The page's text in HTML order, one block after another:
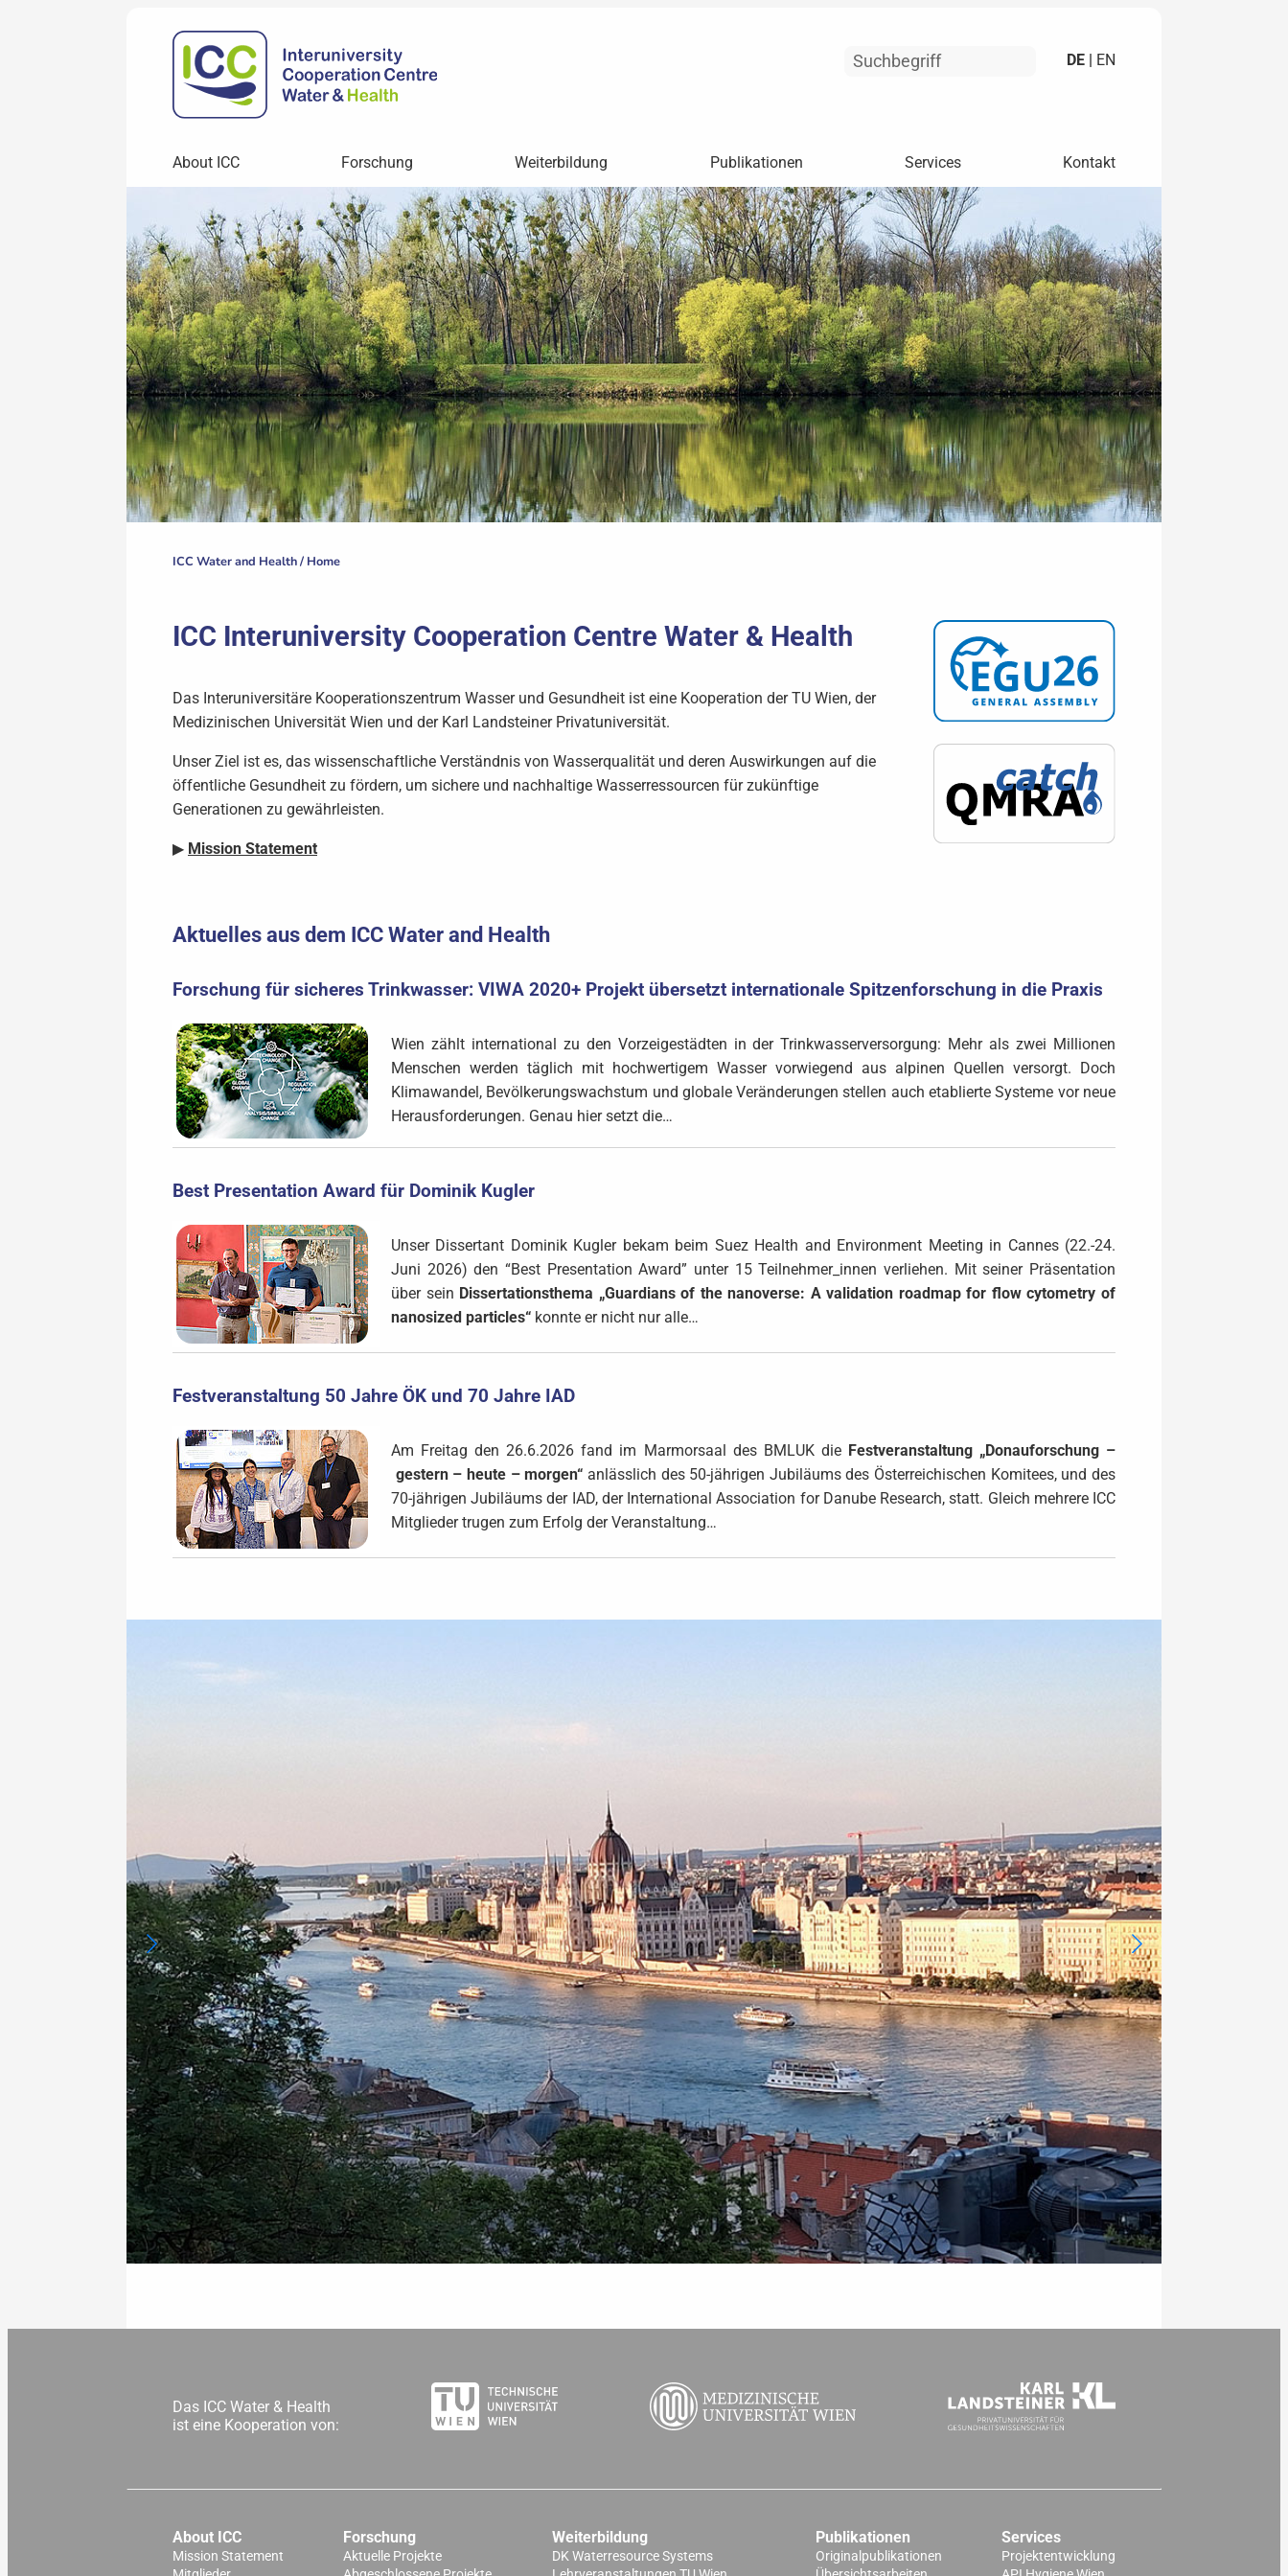
DE | EN
About ICC Forschung Weiterbildung Publikationen Services Kontakt
ICC Water and Health / Home
ICC Interuniversity Cooperation Centre Water & Health
Das Interuniversitäre Kooperationszentrum Wasser und Gesundheit ist eine Kooperation der TU Wien, der
Medizinischen Universität Wien und der Karl Landsteiner Privatuniversität.
Unser Ziel ist es, das wissenschaftliche Verständnis von Wasserqualität und deren Auswirkungen auf die
öffentliche Gesundheit zu fördern, um sichere und nachhaltige Wasserressourcen für zukünftige
Generationen zu gewährleisten.
▶ Mission Statement
Aktuelles aus dem ICC Water and Health
Forschung für sicheres Trinkwasser: VIWA 2020+ Projekt übersetzt internationale Spitzenforschung in die Praxis
Wien zählt international zu den Vorzeigestädten in der Trinkwasserversorgung: Mehr als zwei Millionen
Menschen werden täglich mit hochwertigem Wasser vorwiegend aus alpinen Quellen versorgt. Doch
Klimawandel, Bevölkerungswachstum und globale Veränderungen stellen auch etablierte Systeme vor neue
Herausforderungen. Genau hier setzt die…
Best Presentation Award für Dominik Kugler
Unser Dissertant Dominik Kugler bekam beim Suez Health and Environment Meeting in Cannes (22.-24.
Juni 2026) den “Best Presentation Award” unter 15 Teilnehmer_innen verliehen. Mit seiner Präsentation
über sein Dissertationsthema „Guardians of the nanoverse: A validation roadmap for flow cytometry of
nanosized particles“ konnte er nicht nur alle…
Festveranstaltung 50 Jahre ÖK und 70 Jahre IAD
Am Freitag den 26.6.2026 fand im Marmorsaal des BMLUK dieFestveranstaltung „Donauforschung –
gestern – heute – morgen“ anlässlich des 50-jährigen Jubiläums des Österreichischen Komitees, und des
70-jährigen Jubiläums der IAD, der International Association for Danube Research, statt. Gleich mehrere ICC
Mitglieder trugen zum Erfolg der Veranstaltung…
Das ICC Water & Health
ist eine Kooperation von:
About ICC
Mission Statement
Forschung
Aktuelle Projekte
Weiterbildung
DK Waterresource Systems
Publikationen
Originalpublikationen
Services
Projektentwicklung